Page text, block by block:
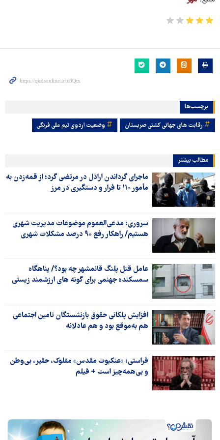
برچسب‌ها
رقابت های جهانی کشتی صربستان وضعیت اردوی تیم ملی فرنگی
مطالب بیشتر
ماجرای گرداندن اراذل در مرتضی گرد؛ از قمه‌زدن به
مأمور ۱۱۰ تا فرار و دستگیری در مرز
سروری: مدعی‌العموم موضوعات مدیریت شهری
هستیم/ راهکار رفع ۹۰ درصد مشکلات شهری
عامل قتل پلنگ قائمشهر چه بود؟/ پناهگاه
سمسکنده جهنمی برای گونه های ارزشمند زیستی
افزایش پلکانی حقوق بازنشستگان تامین اجتماعی
هم به‌موقع بود و هم عادلانه
فراستی: «عنکبوت مقدس» مفلوک، حقیر، بی‌وطن
و بی‌همه‌چیز است + فیلم